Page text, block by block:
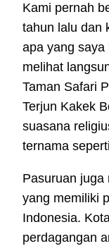
Kami pernah
tahun lalu dan
apa yang saya
melihat
Taman Safari
Terjun Kakek
suasana
ternama
Pasuruan juga
yang memiliki
Indonesia.
perdagangan